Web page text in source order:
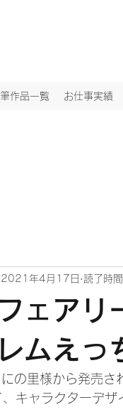
作品一覧 お仕事実績
ェア
ムえっ
2021年4月17日 読了時
の里様から発売
キャラクターデザ